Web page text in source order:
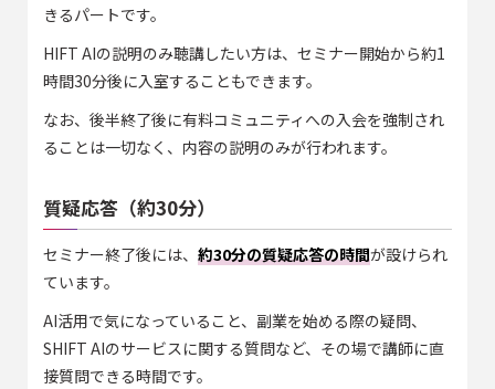
きるパートです。
HIFT AIの説明のみ聴講したい方は、セミナー開始から約1
時間30分後に入室することもできます。
なお、後半終了後に有料コミュニティへの入会を強制され
ることは一切なく、内容の説明のみが行われます。
質疑応答（約30分）
セミナー終了後には、 約30分の質疑応答の時間が設けられ
ています。
AI活用で気になっていること、副業を始める際の疑問、
SHIFT AIのサービスに関する質問など、その場で講師に直
接質問できる時間です。